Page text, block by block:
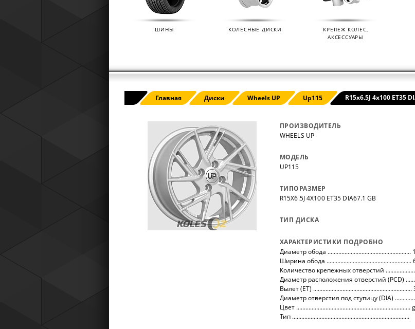
РАСШИРЕННАЯ ГАРАНТИЯ NOKIAN
(IKON TYRES)
Расширенная гарантия Nokian Tyres (Ikon
Tyres) защищает от эксплуатационных
повреждений — проколов, порезов,
разрывов и вздутий боковины.
ДАТЧИКИ ДАВЛЕНИЯ В КОЛЕСА
ШИНЫ КОЛЕСНЫЕ ДИСКИ
КРЕПЕЖ КОЛЕС,
АКСЕССУАРЫ
Главная Диски Wheels UP Up115 R15x6.5J 4x100 ET35
ПРОИЗВОДИТЕЛЬ
WHEELS UP
МОДЕЛЬ
UP115
ТИПОРАЗМЕР
R15X6.5J 4X100 ET35 DIA67.1 GB
ТИП ДИСКА
ХАРАКТЕРИСТИКИ ПОДРОБНО
Диаметр обода ......................................................
Ширина обода .......................................................
Количество крепежных отверстий
Диаметр расположения отверстий (PCD)
Вылет (ET)
Диаметр отверстия под ступицу (DIA)
Цвет ..........................................................................
Тип ............................................................................